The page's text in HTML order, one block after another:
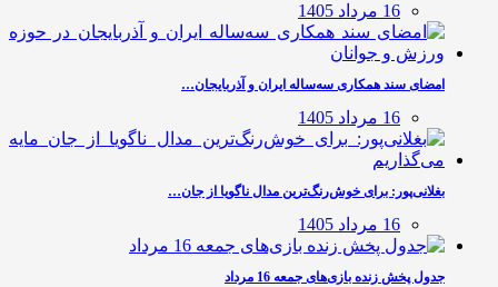
16 مرداد 1405
امضای سند همکاری سه‌ساله ایران و آذربایجان…
16 مرداد 1405
بغلانی‌پور: برای خوش‌رنگ‌ترین مدال ناگویا از جان…
16 مرداد 1405
جدول پخش زنده بازی‌های جمعه 16 مرداد